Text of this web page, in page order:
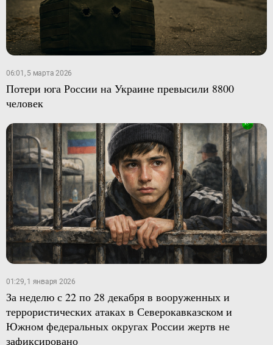
06:01, 5 марта 2026
Потери юга России на Украине превысили 8800
человек
01:29, 1 января 2026
За неделю с 22 по 28 декабря в вооруженных и
террористических атаках в Северокавказском и
Южном федеральных округах России жертв не
зафиксировано